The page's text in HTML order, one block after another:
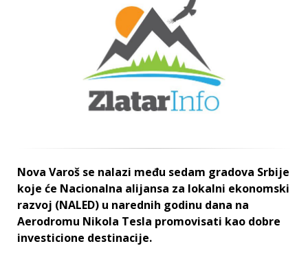
Nova Varoš se nalazi među sedam gradova Srbije
koje će Nacionalna alijansa za lokalni ekonomski
razvoj (NALED) u narednih godinu dana na
Aerodromu Nikola Tesla promovisati kao dobre
investicione destinacije.